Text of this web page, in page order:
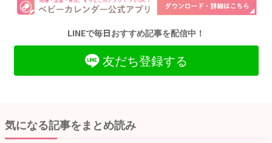
LINEで毎日おすすめ記事を配信中！
友だち登録する
気になる記事をまとめ読み